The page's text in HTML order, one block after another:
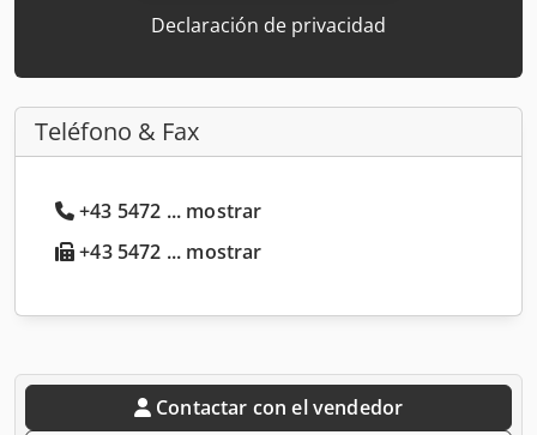
Declaración de privacidad
Teléfono & Fax
+43 5472 ... mostrar
+43 5472 ... mostrar
Contactar con el vendedor